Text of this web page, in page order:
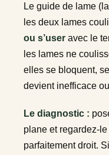
Le guide de lame
les deux lames
ou s’user avec le
les lames ne
elles se bloquent,
devient inefficace
Le diagnostic :
plane et regardez-
parfaitement droit.